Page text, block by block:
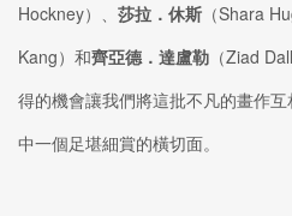
Hockney）、 莎拉．休斯 （Shara
Kang）和齊亞德．達盧勒 （Ziad
得的機會讓我們將這批不凡的畫作
中一個足堪細賞的橫切面。